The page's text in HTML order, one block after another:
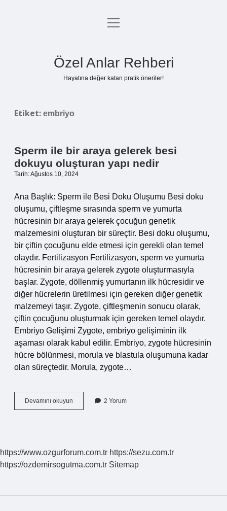
Anasayfa
menüyü
Özel Anlar Rehberi
Hayatına değer katan pratik öneriler!
Etiket: embriyo
Sperm ile bir araya gelerek besi
dokuyu oluşturan yapı nedir
Tarih: Ağustos 10, 2024
Ana Başlık: Sperm ile Besi Doku Oluşumu Besi doku
oluşumu, çiftleşme sırasında sperm ve yumurta
hücresinin bir araya gelerek çocuğun genetik
malzemesini oluşturan bir süreçtir. Besi doku oluşumu,
bir çiftin çocuğunu elde etmesi için gerekli olan temel
olaydır. Fertilizasyon Fertilizasyon, sperm ve yumurta
hücresinin bir araya gelerek zygote oluşturmasıyla
başlar. Zygote, döllenmiş yumurtanın ilk hücresidir ve
diğer hücrelerin üretilmesi için gereken diğer genetik
malzemeyi taşır. Zygote, çiftleşmenin sonucu olarak,
çiftin çocuğunu oluşturmak için gereken temel olaydır.
Embriyo Gelişimi Zygote, embriyo gelişiminin ilk
aşaması olarak kabul edilir. Embriyo, zygote hücresinin
hücre bölünmesi, morula ve blastula oluşumuna kadar
olan süreçtedir. Morula, zygote…
Devamını okuyun
ile
dokuyu
oluşturan
2 Yorum
https://www.ozgurforum.com.tr https://sezu.com.tr
https://ozdemirsogutma.com.tr Sitemap